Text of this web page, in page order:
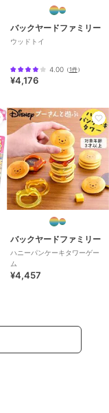
バックヤードファミリー
ウッドトイ
4.00（1件）
¥4,176
バックヤードファミリー
ハニーパンケーキタワーゲー
ム
¥4,457